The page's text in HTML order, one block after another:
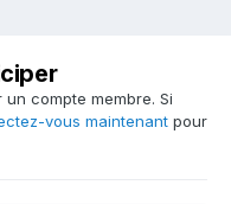
compte membre. Si
vous maintenant pour